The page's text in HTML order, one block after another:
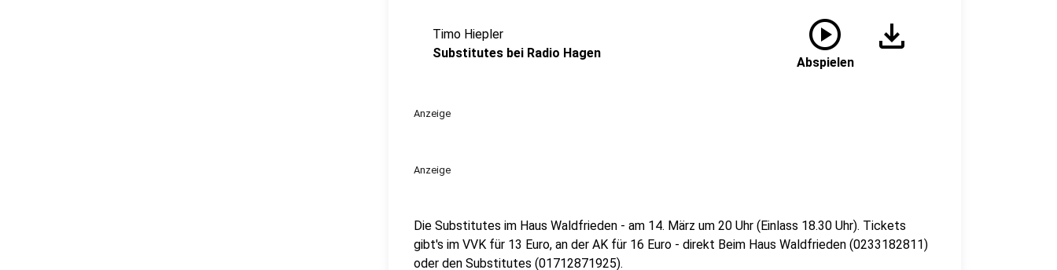
Timo Hiepler
Substitutes bei Radio Hagen
play_circle
Abspielen
download
Anzeige
Anzeige
Die Substitutes im Haus Waldfrieden - am 14. März um 20 Uhr (Einlass 18.30 Uhr). Tickets
gibt's im VVK für 13 Euro, an der AK für 16 Euro - direkt Beim Haus Waldfrieden (0233182811)
oder den Substitutes (01712871925).